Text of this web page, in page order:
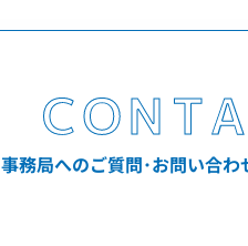
事務局へのご質問･お問い合わ